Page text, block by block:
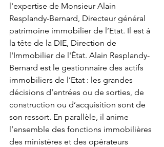
l'expertise de Monsieur Alain
Resplandy-Bernard, Directeur général
patrimoine immobilier de l’Etat. Il est à
la tête de la DIE, Direction de
l'Immobilier de l'État. Alain Resplandy-
Bernard est le gestionnaire des actifs
immobiliers de l’Etat : les grandes
décisions d’entrées ou de sorties, de
construction ou d’acquisition sont de
son ressort. En parallèle, il anime
l’ensemble des fonctions immobilières
des ministères et des opérateurs